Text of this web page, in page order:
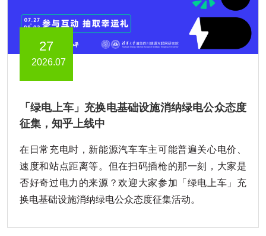
27
2026.07
「绿电上车」充换电基础设施消纳绿电公众态度
征集，知乎上线中
在日常充电时，新能源汽车车主可能普遍关心电价、
速度和站点距离等。但在扫码插枪的那一刻，大家是
否好奇过电力的来源？欢迎大家参加「绿电上车」充
换电基础设施消纳绿电公众态度征集活动。